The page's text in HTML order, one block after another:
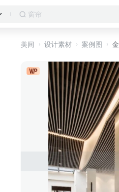
窗帘
美间 设计素材 案例图